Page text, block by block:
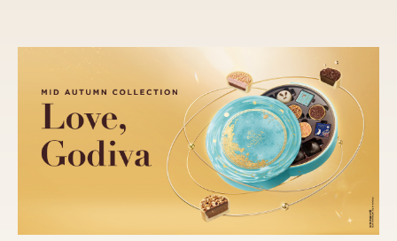
百年限定系列
冰享系列
玩具總動員
中秋系列